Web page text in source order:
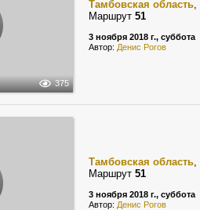
375
Тамбовская область,
Маршрут 51
3 ноября 2018 г., суббота
Автор: Денис Рогов
Тамбовская область,
Маршрут 51
3 ноября 2018 г., суббота
Автор: Денис Рогов